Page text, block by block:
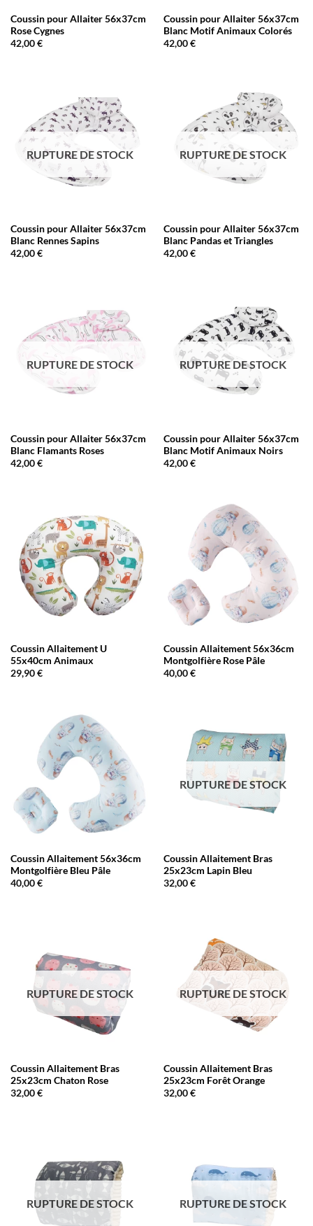
Coussin pour Allaiter 56x37cm
Rose Cygnes
42,00€
Coussin pour Allaiter 56x37cm
Blanc Motif Animaux Colorés
42,00€
RUPTURE DE STOCK
Coussin pour Allaiter 56x37cm
Blanc Rennes Sapins
42,00€
RUPTURE DE STOCK
Coussin pour Allaiter 56x37cm
Blanc Pandas et Triangles
42,00€
RUPTURE DE STOCK
Coussin pour Allaiter 56x37cm
Blanc Flamants Roses
42,00€
RUPTURE DE STOCK
Coussin pour Allaiter 56x37cm
Blanc Motif Animaux Noirs
42,00€
Coussin Allaitement U
55x40cm Animaux
29,90€
Coussin Allaitement 56x36cm
Montgolfière Rose Pâle
40,00€
Coussin Allaitement 56x36cm
Montgolfière Bleu Pâle
40,00€
RUPTURE DE STOCK
Coussin Allaitement Bras
25x23cm Lapin Bleu
32,00€
RUPTURE DE STOCK
Coussin Allaitement Bras
25x23cm Chaton Rose
32,00€
RUPTURE DE STOCK
Coussin Allaitement Bras
25x23cm Forêt Orange
32,00€
RUPTURE DE STOCK RUPTURE DE STOCK